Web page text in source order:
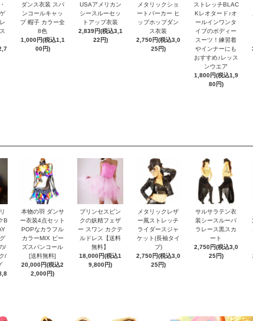
ダンス衣装 スパ
ンコールキャッ
プ 帽子 カラー全
8色
1,000円(税込1,1
00円)
USAアメリカン
シースルーセッ
トアップ衣装
2,839円(税込3,1
22円)
メタリックショ
ートパーカー ヒ
ップホップダン
ス衣装
2,750円(税込3,0
25円)
ストレッチBLAC
Kレオタード♪オ
ールインワンタ
イプのボディー
スーツ！練習着
やインナーにも
おすすめ♪レッス
ンウエア
1,800円(税込1,9
80円)
B
/
/
本物の羽 ダンサ
ー衣装4点セット
POPなカラフル
カラーMIX ビー
ズスパンコール
[送料無料]
20,000円(税込2
2,000円)
プリンセスピン
クの妖精フェザ
ー スワン カクテ
ルドレス【送料
無料】
18,000円(税込1
9,800円)
メタリックレザ
ー風ストレッチ
ライダースジャ
ケット(長袖タイ
プ)
2,750円(税込3,0
25円)
サルサラテン衣
装シースルーバ
ラレース黒スカ
ート
2,750円(税込3,0
25円)